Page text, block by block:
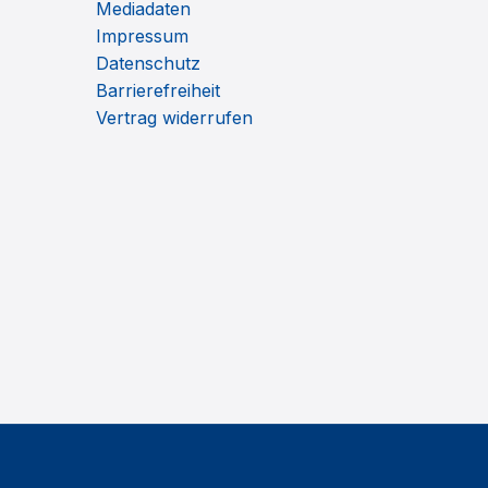
Mediadaten
Impressum
Datenschutz
Barrierefreiheit
Vertrag widerrufen